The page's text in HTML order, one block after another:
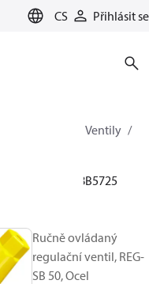
CS Přihlásit se
chlazení
Ventily
148B5725
Ručně ovládaný
regulační ventil, REG-
SB 50, Ocel